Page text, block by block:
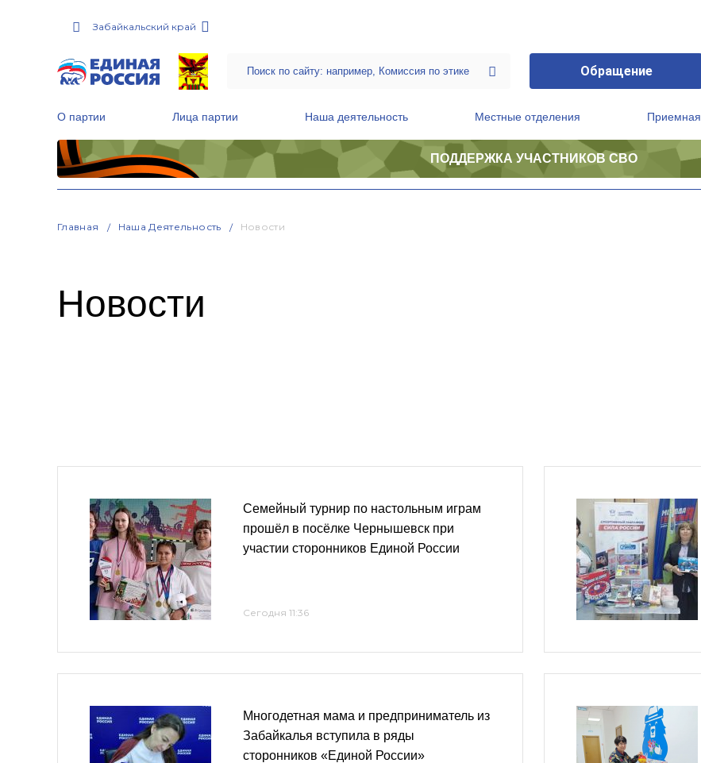
Забайкальский край
Обращение
О партии Лица партии Наша деятельность Местные отделения Приемная
ПОДДЕРЖКА УЧАСТНИКОВ СВО
Главная Наша Деятельность Новости
Новости
Семейный турнир по настольным играм
прошёл в посёлке Чернышевск при
участии сторонников Единой России
Сегодня 11:36
Многодетная мама и предприниматель из
Забайкалья вступила в ряды
сторонников «Единой России»